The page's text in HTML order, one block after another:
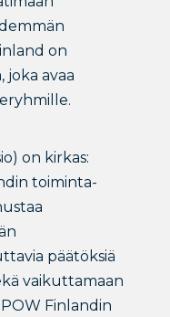
on
joka avaa
on kirkas:
toiminta-
päätöksiä
vaikuttamaan
Finlandin